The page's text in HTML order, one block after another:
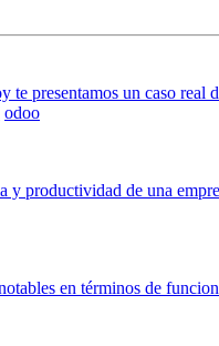
te presentamos un caso real
odoo
productividad de una
en términos de